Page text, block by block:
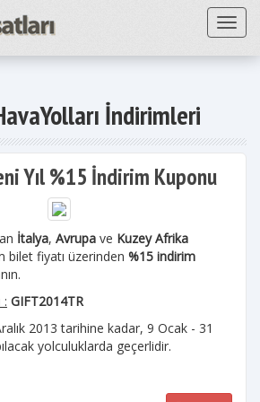
İndirimleri
Yıl %15 İndirim Kuponu
İtalya, Avrupa ve Kuzey Afrika
bilet fiyatı üzerinden %15 indirim
: GIFT2014TR
2013 tarihine kadar, 9 Ocak - 31
yolculuklarda geçerlidir.